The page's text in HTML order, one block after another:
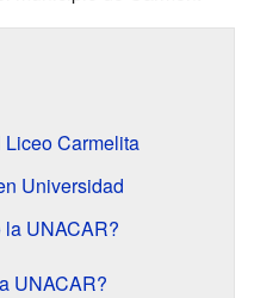
Carmelita
Universidad
UNACAR?
UNACAR?